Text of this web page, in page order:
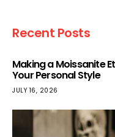
Recent Posts
Making a Moissanite
Your Personal Style
JULY 16, 2026